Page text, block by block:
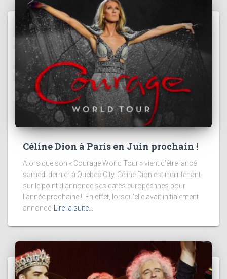
Céline Dion à Paris en Juin prochain !
Alors que son « Courage World Tour » vient d’être lancé
samedi dernier à Quebec City, Céline Dion est maintenant
sur le point d’annonce ses dates européennes pour
l’année prochaine ! En effet, lorsqu’elle avait initialement
annoncé
Lire la suite…